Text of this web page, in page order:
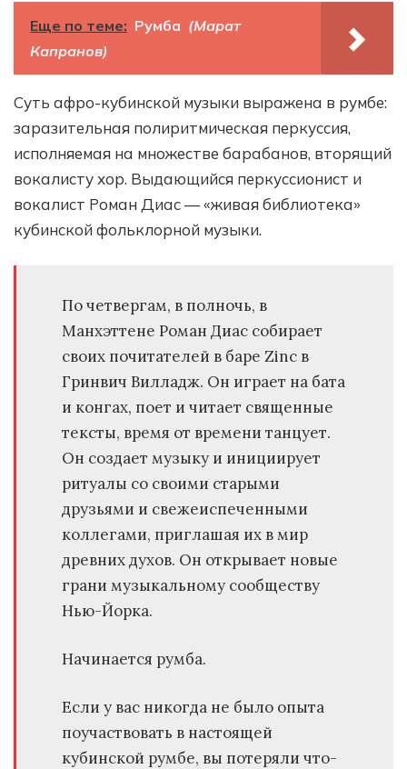
Еще по теме: Румба (Марат
Капранов)
Суть афро-кубинской музыки выражена в румбе:
заразительная полиритмическая перкуссия,
исполняемая на множестве барабанов, вторящий
вокалисту хор. Выдающийся перкуссионист и
вокалист Роман Диас — «живая библиотека»
кубинской фольклорной музыки.
По четвергам, в полночь, в
Манхэттене Роман Диас собирает
своих почитателей в баре Zinc в
Гринвич Вилладж. Он играет на бата
и конгах, поет и читает священные
тексты, время от времени танцует.
Он создает музыку и инициирует
ритуалы со своими старыми
друзьями и свежеиспеченными
коллегами, приглашая их в мир
древних духов. Он открывает новые
грани музыкальному сообществу
Нью-Йорка.
Начинается румба.
Если у вас никогда не было опыта
поучаствовать в настоящей
кубинской румбе, вы потеряли что-